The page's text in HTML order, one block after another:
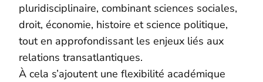
pluridisciplinaire, combinant sciences sociales,
droit, économie, histoire et science politique,
tout en approfondissant les enjeux liés aux
relations transatlantiques.
À cela s’ajoutent une flexibilité académique